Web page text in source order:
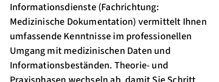
Informationsdienste (Fachrichtung:
Medizinische Dokumentation) vermittelt Ihnen
umfassende Kenntnisse im professionellen
Umgang mit medizinischen Daten und
Informationsbeständen. Theorie- und